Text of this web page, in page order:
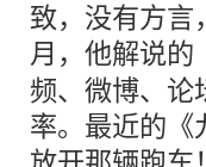
致，没有方言
月，他解说的
频、微博、论
率。最近的《